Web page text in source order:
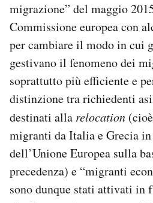
migrazione” del maggio
Commissione europea con
per cambiare il modo in cui
gestivano il fenomeno dei
soprattutto più efficiente e
distinzione tra richiedenti
destinati alla relocation
migranti da Italia e Grecia
dell’Unione Europea sulla
precedenza) e “migranti
sono dunque stati attivati in